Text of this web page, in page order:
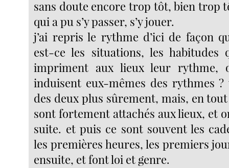
sans doute encore trop tôt, bien trop
qui a pu s’y passer, s’y jouer.
j’ai repris le rythme d’ici de façon
est-ce les situations, les habitudes
impriment aux lieux leur rythme,
induisent eux-mêmes des rythmes
des deux plus sûrement, mais, en
sont fortement attachés aux lieux, et
suite. et puis ce sont souvent les
les premières heures, les premiers
ensuite, et font loi et genre.